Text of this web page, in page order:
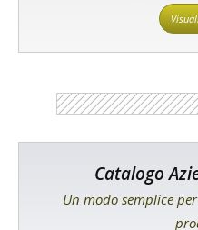
Catalogo
Un modo semplice